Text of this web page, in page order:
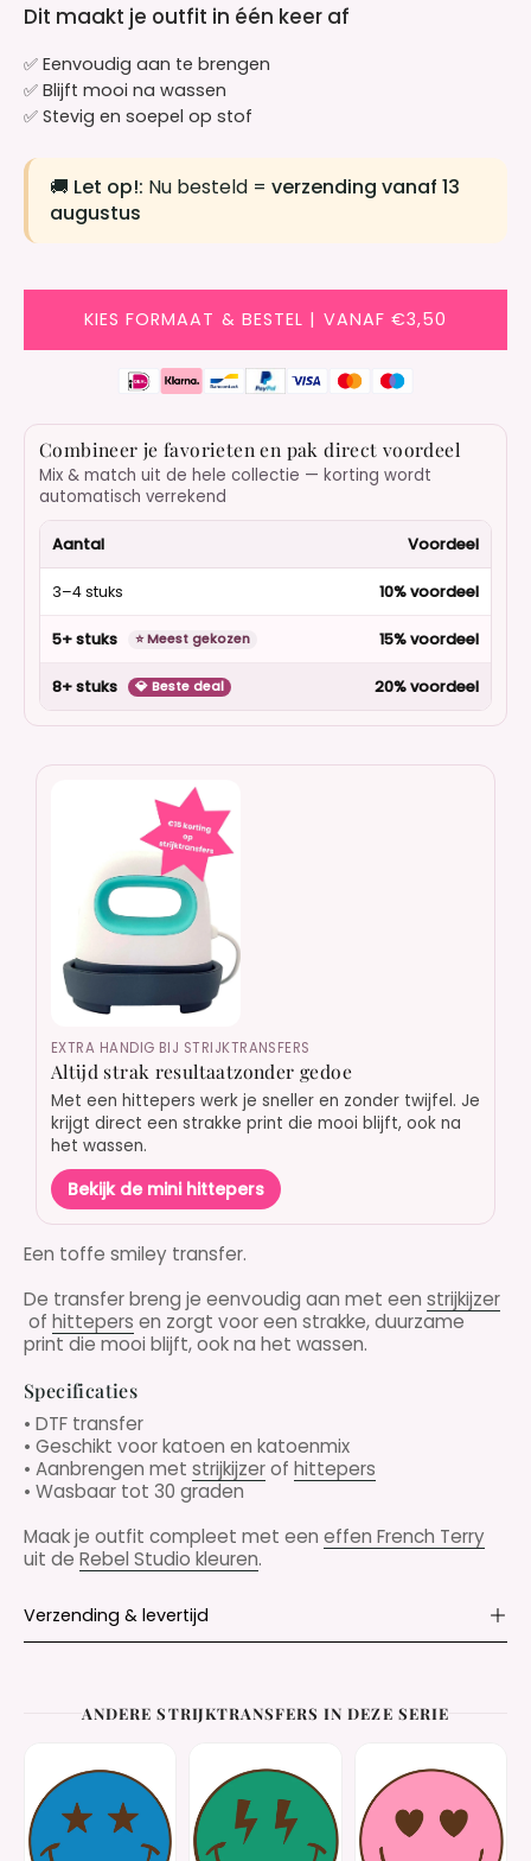
Dit maakt je outfit in één keer af
✅ Eenvoudig aan te brengen
✅ Blijft mooi na wassen
✅ Stevig en soepel op stof
🚚 Let op!: Nu besteld = verzending vanaf 13
augustus
KIES FORMAAT & BESTEL | VANAF €3,50
Combineer je favorieten en pak direct voordeel
Mix & match uit de hele collectie — korting wordt
automatisch verrekend
Aantal Voordeel
3–4 stuks 10% voordeel
5+ stuks ⭐ Meest gekozen 15% voordeel
8+ stuks 💎 Beste deal 20% voordeel
EXTRA HANDIG BIJ STRIJKTRANSFERS
Altijd strak resultaatzonder gedoe
Met een hittepers werk je sneller en zonder twijfel. Je
krijgt direct een strakke print die mooi blijft, ook na
het wassen.
Bekijk de mini hittepers
Een toffe smiley transfer.
De transfer breng je eenvoudig aan met een strijkijzer
of hittepers en zorgt voor een strakke, duurzame
print die mooi blijft, ook na het wassen.
Specificaties
• DTF transfer
• Geschikt voor katoen en katoenmix
• Aanbrengen met strijkijzerof hittepers
• Wasbaar tot 30 graden
Maak je outfit compleet met een effen French Terry
uit de Rebel Studio kleuren.
Verzending & levertijd
ANDERE STRIJKTRANSFERS IN DEZE SERIE